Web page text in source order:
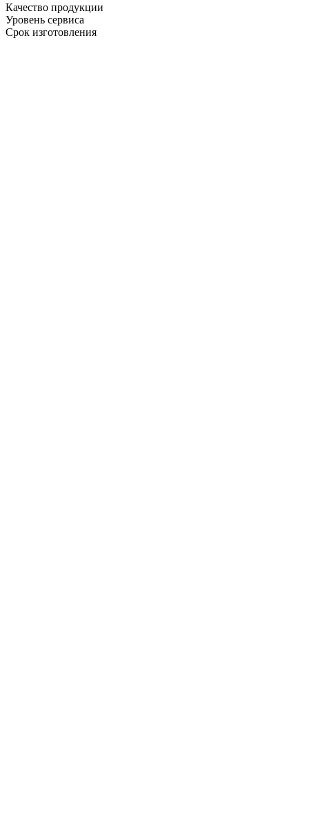
Качество продукции
Уровень сервиса
Срок изготовления